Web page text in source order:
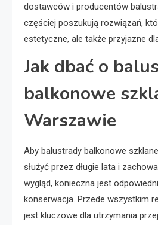
dostawców i producentów
częściej poszukują rozwiązań,
estetyczne, ale także przyjazne
Jak dbać o
balkonowe
Warszawie
Aby balustrady balkonowe
służyć przez długie lata i
wygląd, konieczna jest
konserwacja. Przede wszystkim
jest kluczowe dla utrzymania